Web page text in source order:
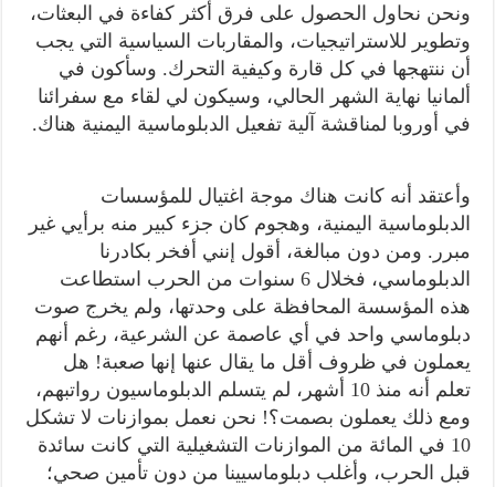
ونحن نحاول الحصول على فرق أكثر كفاءة في البعثات،
وتطوير للاستراتيجيات، والمقاربات السياسية التي يجب
أن ننتهجها في كل قارة وكيفية التحرك. وسأكون في
ألمانيا نهاية الشهر الحالي، وسيكون لي لقاء مع سفرائنا
في أوروبا لمناقشة آلية تفعيل الدبلوماسية اليمنية هناك.
وأعتقد أنه كانت هناك موجة اغتيال للمؤسسات
الدبلوماسية اليمنية، وهجوم كان جزء كبير منه برأيي غير
مبرر. ومن دون مبالغة، أقول إنني أفخر بكادرنا
الدبلوماسي، فخلال 6 سنوات من الحرب استطاعت
هذه المؤسسة المحافظة على وحدتها، ولم يخرج صوت
دبلوماسي واحد في أي عاصمة عن الشرعية، رغم أنهم
يعملون في ظروف أقل ما يقال عنها إنها صعبة! هل
تعلم أنه منذ 10 أشهر، لم يتسلم الدبلوماسيون رواتبهم،
ومع ذلك يعملون بصمت؟! نحن نعمل بموازنات لا تشكل
10 في المائة من الموازنات التشغيلية التي كانت سائدة
قبل الحرب، وأغلب دبلوماسيينا من دون تأمين صحي؛